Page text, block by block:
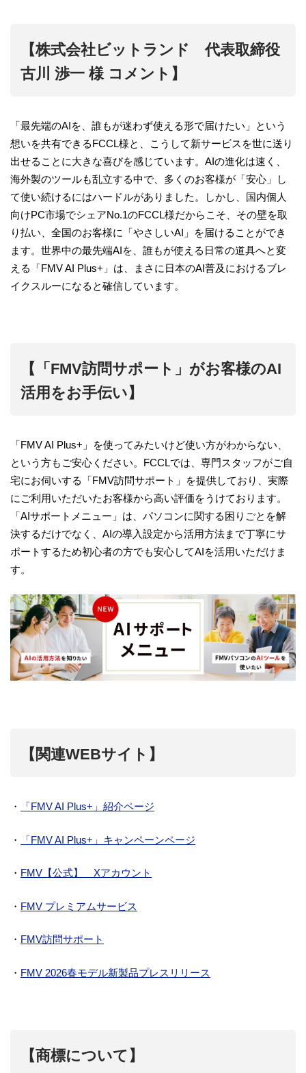
【株式会社ビットランド 代表取締役
古川 渉一 様 コメント】
「最先端のAIを、誰もが迷わず使える形で届けたい」という
想いを共有できるFCCL様と、こうして新サービスを世に送り
出せることに大きな喜びを感じています。AIの進化は速く、
海外製のツールも乱立する中で、多くのお客様が「安心」し
て使い続けるにはハードルがありました。しかし、国内個人
向けPC市場でシェアNo.1のFCCL様だからこそ、その壁を取
り払い、全国のお客様に「やさしいAI」を届けることができ
ます。世界中の最先端AIを、誰もが使える日常の道具へと変
える「FMV AI Plus+」は、まさに日本のAI普及におけるブレ
イクスルーになると確信しています。
【「FMV訪問サポート」がお客様のAI
活用をお手伝い】
「FMV AI Plus+」を使ってみたいけど使い方がわからない、
という方もご安心ください。FCCLでは、専門スタッフがご自
宅にお伺いする「FMV訪問サポート」を提供しており、実際
にご利用いただいたお客様から高い評価をうけております。
「AIサポートメニュー」は、パソコンに関する困りごとを解
決するだけでなく、AIの導入設定から活用方法まで丁寧にサ
ポートするため初心者の方でも安心してAIを活用いただけま
す。
【関連WEBサイト】
・ 「FMV AI Plus+」紹介ページ
・ 「FMV AI Plus+」キャンペーンページ
・ FMV【公式】 Xアカウント
・ FMV プレミアムサービス
・ FMV訪問サポート
・ FMV 2026春モデル新製品プレスリリース
【商標について】